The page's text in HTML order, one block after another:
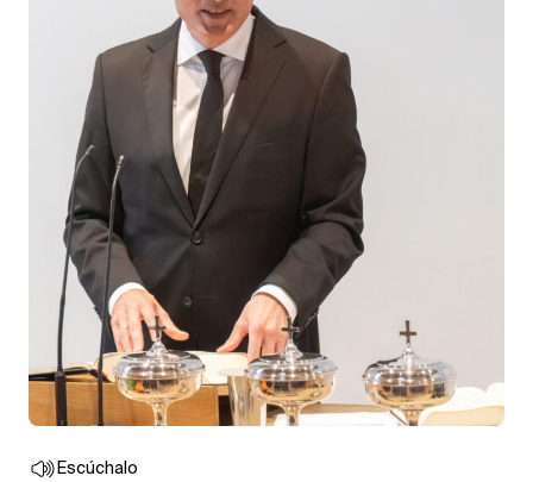
Escúchalo